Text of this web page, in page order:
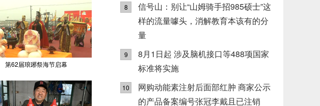
第62届琅琊祭海节启幕
8
信号山：别让“山姆骑手招985硕士”这
样的流量噱头，消解教育本该有的分
量
9
8月1日起 涉及脑机接口等488项国家
标准将实施
10
网购动能素注射后面部红肿 商家公示
的产品备案编号张冠李戴且已注销